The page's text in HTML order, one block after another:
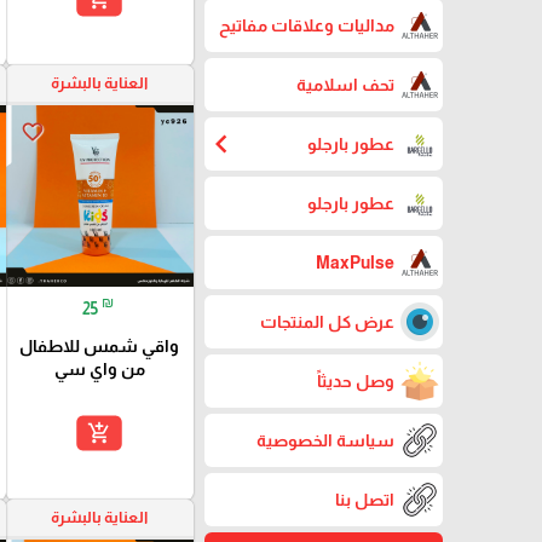
مداليات وعلاقات مفاتيح
تحف اسلامية
عطور بارجلو chevron_left
عطور بارجلو
MaxPulse
عرض كل المنتجات
وصل حديثاً
سياسة الخصوصية
اتصل بنا
العناية بالبشرة
favorite_border
25 ₪
واقي شمس للاطفال
من واي سي
add_shopping_cart
العناية بالبشرة